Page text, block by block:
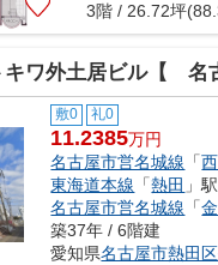
3階 / 26.72坪
キワ外土居ビル【 名古屋の貸事務
敷0 礼0
11.2385万円
名古屋市営名城線 「
東海道本線 「熱田 」
名古屋市営名城線 「
築37年 / 6階建
愛知県名古屋市熱田区